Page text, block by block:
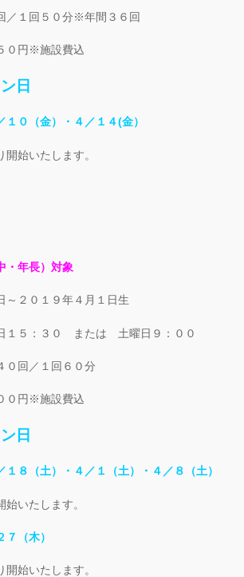
／１回５０分※年間３６回
０円※施設費込
日
１０（金）・４／１４(金）
始いたします。
・年長）対象
２０１９年４月１日生
１５：３０ または 土曜日９：００
０回／１回６０分
０円※施設費込
日
１８（土）・４／１（土）・４／８（土）
いたします。
（木）
始いたします。